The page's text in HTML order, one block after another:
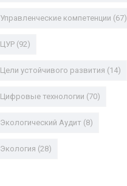
Управленческие компетенции (67)
ЦУР(92)
Цели устойчивого развития (14)
Цифровые технологии (70)
Экологический Аудит (8)
Экология (28)